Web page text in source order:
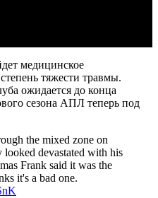
медицинское
тяжести травмы.
ожидается до конца
сезона АПЛ теперь под
the mixed zone on
looked devastated with his
Frank said it was the
it's a bad one.